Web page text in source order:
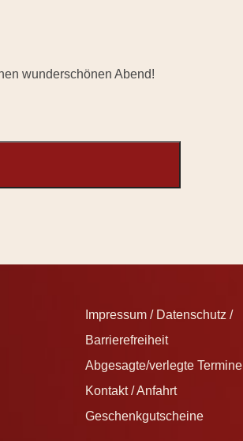
wunderschönen Abend!
Impressum / Datenschutz /
Barrierefreiheit
Abgesagte/verlegte Termine
Kontakt / Anfahrt
Geschenkgutscheine